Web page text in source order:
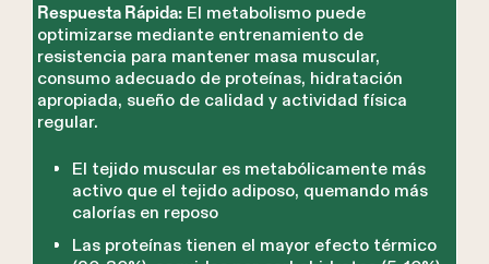
Respuesta Rápida: El metabolismo puede
optimizarse mediante entrenamiento de
resistencia para mantener masa muscular,
consumo adecuado de proteínas, hidratación
apropiada, sueño de calidad y actividad física
regular.
El tejido muscular es metabólicamente más
activo que el tejido adiposo, quemando más
calorías en reposo
Las proteínas tienen el mayor efecto térmico